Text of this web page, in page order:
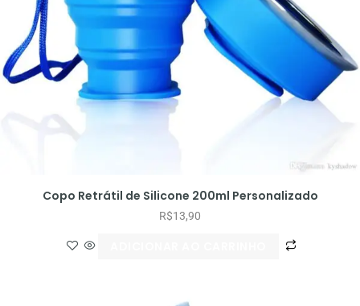
Copo Retrátil de Silicone 200ml Personalizado
R$13,90